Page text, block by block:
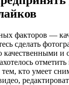
факторов —
сделать
качественными
кто умеет